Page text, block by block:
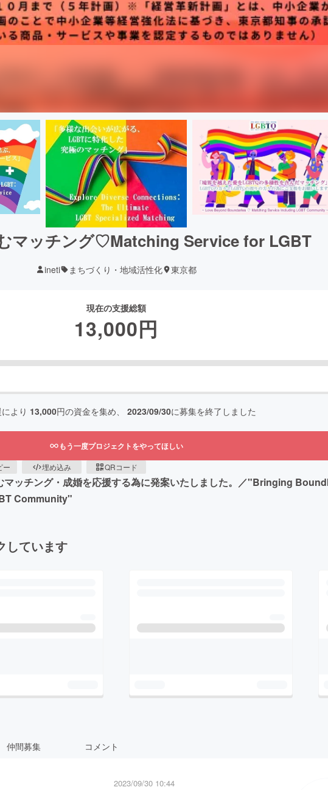
マッチング♡Matching Service for LGBT
ineti まちづくり・地域活性化 東京都
現在の支援総額
13,000円
より 13,000円の資金を集め、 2023/09/30に募集を終了しました
もう一度プロジェクトをやってほしい
ー 埋め込み QRコード
ッチング・成婚を応援する為に発案いたしました。／"Bringing
Community"
しています
仲間募集 コメント
2023/09/30 10:44